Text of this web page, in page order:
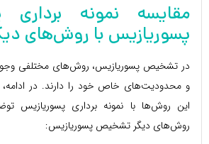
مقایسه نمونه
پسوریازیس با روش‌های
در تشخیص پسوریازیس، روش‌های مختلفی
و محدودیت‌های خاص خود را دارند. در ادامه،
این روش‌ها با نمونه برداری پسوریازیس
روش‌های دیگر تشخیص پسوریازیس: